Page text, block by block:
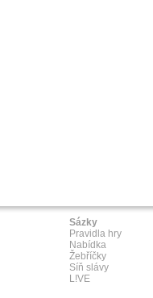
Sázky
Pravidla hry
Nabídka
Žebříčky
Síň slávy
L!VE